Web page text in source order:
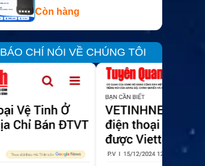
PD502 / PD506
Còn hàng
BÁO CHÍ NÓI VỀ CHÚNG TÔI